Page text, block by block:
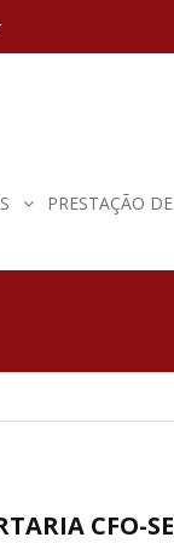
PRESTAÇÃO
CFO-